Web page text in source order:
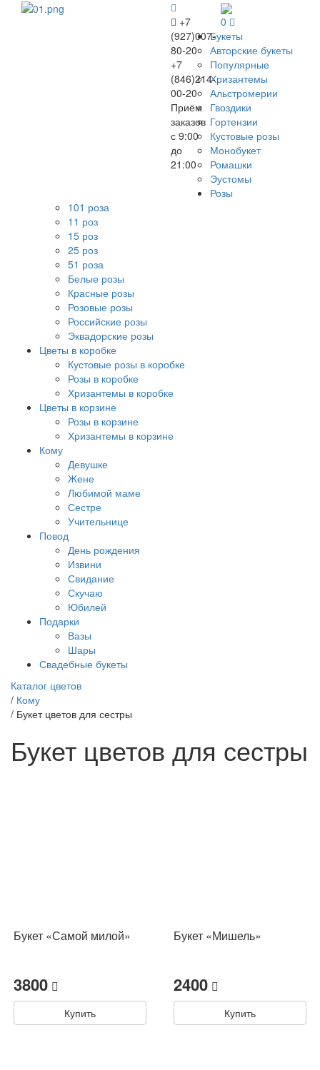
+7
(927)007-
80-20
+7
(846)214-
00-20
Приём
заказов
с 9:00
до
21:00
0
Букеты
Авторские букеты
Популярные
Хризантемы
Альстромерии
Гвоздики
Гортензии
Кустовые розы
Монобукет
Ромашки
Эустомы
Розы
101 роза
11 роз
15 роз
25 роз
51 роза
Белые розы
Красные розы
Розовые розы
Российские розы
Эквадорские розы
Цветы в коробке
Кустовые розы в коробке
Розы в коробке
Хризантемы в коробке
Цветы в корзине
Розы в корзине
Хризантемы в корзине
Кому
Девушке
Жене
Любимой маме
Сестре
Учительнице
Повод
День рождения
Извини
Свидание
Скучаю
Юбилей
Подарки
Вазы
Шары
Свадебные букеты
Каталог цветов
/ Кому
/ Букет цветов для сестры
Букет цветов для сестры
Букет «Самой милой»
3800
Купить
Букет «Мишель»
2400
Купить